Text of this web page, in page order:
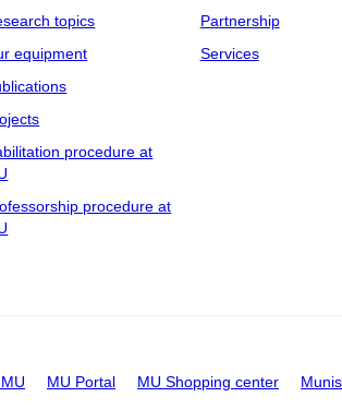
topics
equipment
procedure at
procedure at
Partnership
Services
MU Portal MU Shopping center